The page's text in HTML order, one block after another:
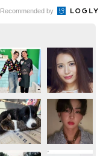
Recommended by